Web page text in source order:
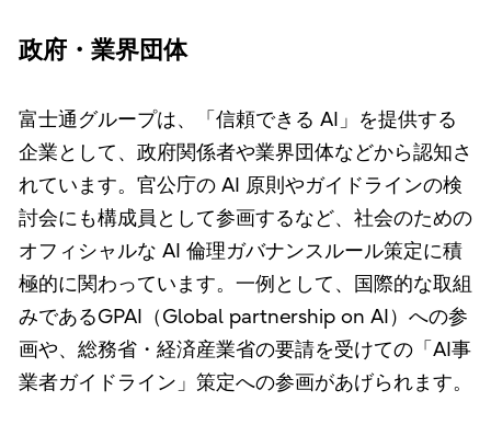
政府・業界団体
富士通グループは、「信頼できる AI」を提供する
企業として、政府関係者や業界団体などから認知さ
れています。官公庁の AI 原則やガイドラインの検
討会にも構成員として参画するなど、社会のための
オフィシャルな AI 倫理ガバナンスルール策定に積
極的に関わっています。一例として、国際的な取組
みであるGPAI（Global partnership on AI）への参
画や、総務省・経済産業省の要請を受けての「AI事
業者ガイドライン」策定への参画があげられます。